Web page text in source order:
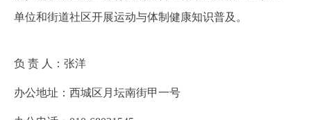
单位和街道社区开展运动与体制健康知识普及。
负 责 人： 张洋
办公地址： 西城区月坛南街甲一号